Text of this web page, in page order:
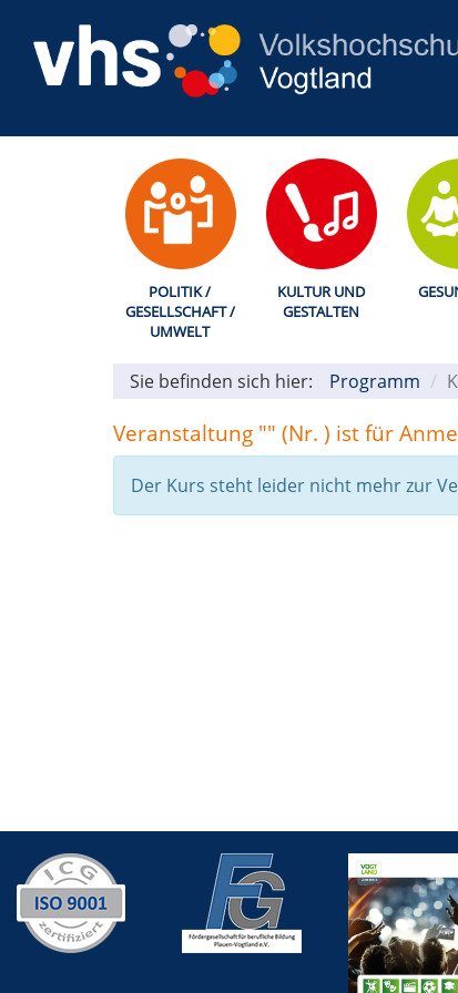
POLITIK /
GESELLSCHAFT /
UMWELT
KULTUR UND
GESTALTEN
Sie befinden sich hier: Programm
Veranstaltung "" (Nr. ) ist für
Der Kurs steht leider nicht mehr zur